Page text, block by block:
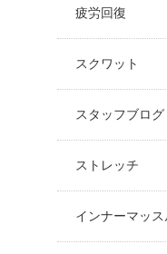
疲労回復
スクワット
スタッフブログ
ストレッチ
インナーマッ